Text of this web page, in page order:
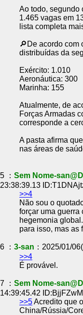
Ao todo, segundo
1.465 vagas em
lista completa
🔎De acordo com
distribuídas da
Exército: 1.010
Aeronáutica: 300
Marinha: 155
Atualmente, de
Forças Armadas
corresponde a
A pasta afirma
nas áreas de
5 ： Sem Nome-
23:38:39.13
>>4
Não sou o
forçar uma guerra
hegemonia
para isso, mas as
6 ： 3-san ：2025/01/
>>4
É provável.
7 ： Sem Nome-
14:39:45.42
>>5Acredito que
China/Rússia/